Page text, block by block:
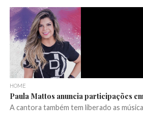
HOME
Paula Mattos anuncia participações
A cantora também tem liberado as